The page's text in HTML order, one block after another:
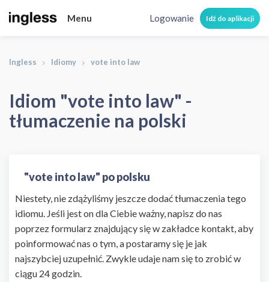
Menu Logowanie Idź do aplikacji
Ingless Idiomy vote into law
Idiom "vote into law" -
tłumaczenie na polski
"vote into law" po polsku
Niestety, nie zdążyliśmy jeszcze dodać tłumaczenia tego
idiomu. Jeśli jest on dla Ciebie ważny, napisz do nas
poprzez formularz znajdujący się w zakładce kontakt, aby
poinformować nas o tym, a postaramy się je jak
najszybciej uzupełnić. Zwykle udaje nam się to zrobić w
ciągu 24 godzin.